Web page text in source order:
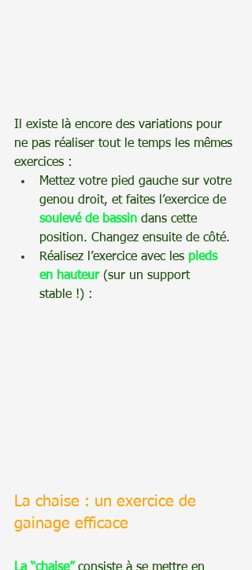
Il existe là encore des variations pour
ne pas réaliser tout le temps les mêmes
exercices :
Mettez votre pied gauche sur votre
genou droit, et faites l’exercice de
soulevé de bassin dans cette
position. Changez ensuite de côté.
Réalisez l’exercice avec les pieds
en hauteur (sur un support
stable !) :
La chaise : un exercice de
gainage efficace